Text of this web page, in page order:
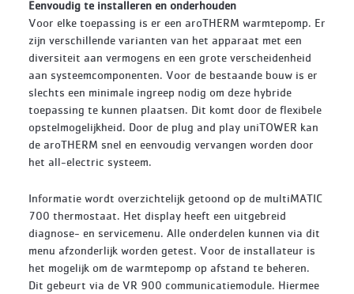
Eenvoudig te installeren en onderhouden
Voor elke toepassing is er een aroTHERM warmtepomp. Er
zijn verschillende varianten van het apparaat met een
diversiteit aan vermogens en een grote verscheidenheid
aan systeemcomponenten. Voor de bestaande bouw is er
slechts een minimale ingreep nodig om deze hybride
toepassing te kunnen plaatsen. Dit komt door de flexibele
opstelmogelijkheid. Door de plug and play uniTOWER kan
de aroTHERM snel en eenvoudig vervangen worden door
het all-electric systeem.
Informatie wordt overzichtelijk getoond op de multiMATIC
700 thermostaat. Het display heeft een uitgebreid
diagnose- en servicemenu. Alle onderdelen kunnen via dit
menu afzonderlijk worden getest. Voor de installateur is
het mogelijk om de warmtepomp op afstand te beheren.
Dit gebeurt via de VR 900 communicatiemodule. Hiermee